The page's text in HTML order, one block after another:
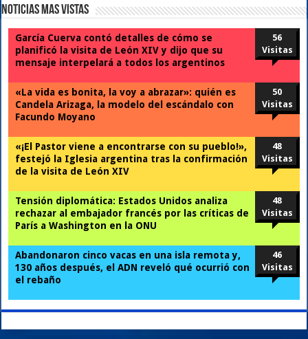
Noticias Mas Vistas
García Cuerva contó detalles de cómo se
planificó la visita de León XIV y dijo que su
mensaje interpelará a todos los argentinos
56
Visitas
«La vida es bonita, la voy a abrazar»: quién es
Candela Arizaga, la modelo del escándalo con
Facundo Moyano
50
Visitas
«¡El Pastor viene a encontrarse con su pueblo!»,
festejó la Iglesia argentina tras la confirmación
de la visita de León XIV
48
Visitas
Tensión diplomática: Estados Unidos analiza
rechazar al embajador francés por las críticas de
París a Washington en la ONU
48
Visitas
Abandonaron cinco vacas en una isla remota y,
130 años después, el ADN reveló qué ocurrió con
el rebaño
46
Visitas